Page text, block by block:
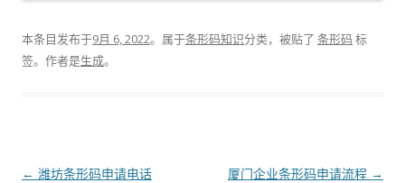
本条目发布于9月 6, 2022。属于条形码知识分类，被贴了 条形码 标
签。 作者是生成。
文
← 潍坊条形码申请电话 厦门企业条形码申请流程 →